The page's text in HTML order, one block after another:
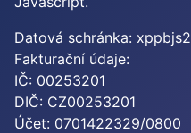
Datová schránka: xppbjs2
Fakturační údaje:
IČ: 00253201
DIČ: CZ00253201
Účet: 0701422329/0800